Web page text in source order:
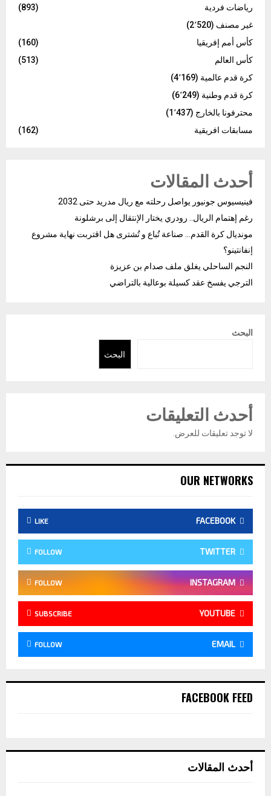
رياضات فردية
(893)
غير مصنف (2٬520)
كأس أمم إفريقيا
(160)
كأس العالم
(513)
كرة قدم عالمية (4٬169)
كرة قدم وطنية (6٬249)
محترفونا بالخارج (1٬437)
مسابقات افريقية
(162)
أحدث المقالات
فينيسيوس جونيور يواصل رحلته مع ريال مدريد حتى 2032
رغم إهتمام الريال.. رودري يختار الإنتقال إلى برشلونة
مونديال كرة القدم… صناعة تُباع و تُشترى هل اقتربت نهاية مشروع
إنفانتينو؟
النجم الساحلي يغلق ملف صدام بن عزيزة
الترجي يفسخ عقد كسيلة بوعالية بالتراضي
البحث
البحث
أحدث التعليقات
لا توجد تعليقات للعرض.
OUR NETWORKS
FACEBOOK
LIKE
TWITTER
FOLLOW
INSTAGRAM
FOLLOW
YOUTUBE
SUBSCRIBE
EMAIL
FOLLOW
FACEBOOK FEED
أحدث المقالات